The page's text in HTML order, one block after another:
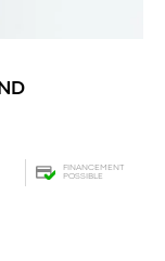
FINANCEMENT
POSSIBLE